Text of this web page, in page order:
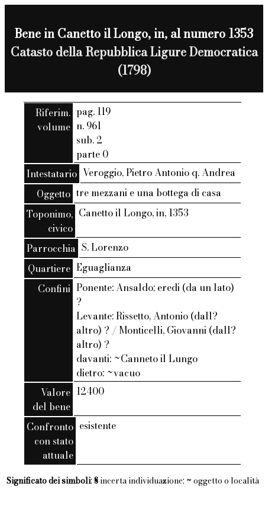
Bene in Canetto il Longo, in, al numero 1353
Catasto della Repubblica Ligure Democratica
(1798)
Riferim.
volume
pag. 119
n. 961
sub. 2
parte 0
Intestatario Veroggio, Pietro Antonio q. Andrea
Oggetto tre mezzani e una bottega di casa
Toponimo,
civico
Canetto il Longo, in, 1353
Parrocchia S. Lorenzo
Quartiere Eguaglianza
Confini Ponente: Ansaldo; eredi (da un lato)
?
Levante: Rissetto, Antonio (dall?
altro) ? / Monticelli, Giovanni (dall?
altro) ?
davanti: ~Canneto il Lungo
dietro: ~vacuo
Valore
del bene
12400
Confronto
con stato
attuale
esistente
Significato dei simboli: §incerta individuazione; ~ oggetto o località